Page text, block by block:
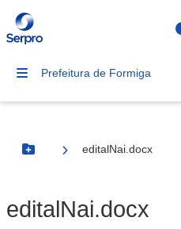
Prefeitura de Formiga
Botão Menu
editalNai.docx
editalNai.docx